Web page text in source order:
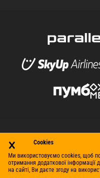
© Футбольний клуб
Контакти Умови
конфіденційності
×
Cookies
Ми використовуємо cookies, щоб
отримання додаткової інформації
на сайті, Ви даєте згоду на